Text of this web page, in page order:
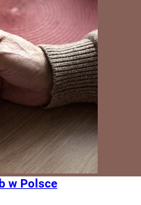
w Polsce